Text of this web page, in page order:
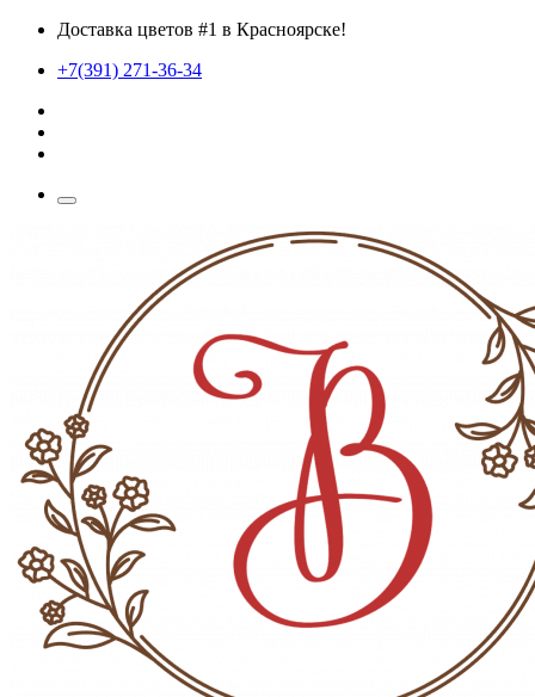
Доставка цветов #1 в Красноярске!
+7(391) 271-36-34